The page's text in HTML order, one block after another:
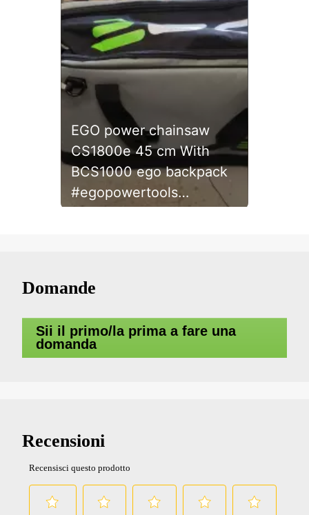
EGO power chainsaw
CS1800e 45 cm With
BCS1000 ego backpack
#egopowertools
Domande
Sii il primo/la prima a fare una
domanda